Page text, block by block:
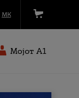
МК
Мојот A1